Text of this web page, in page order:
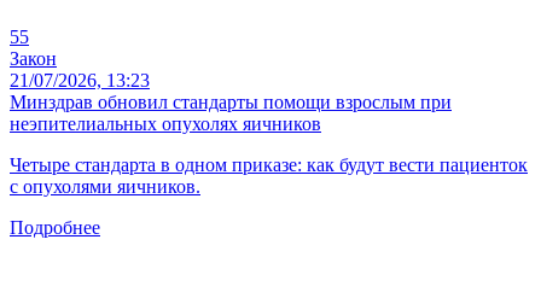
55
Закон
21/07/2026, 13:23
Минздрав обновил стандарты помощи взрослым при
неэпителиальных опухолях яичников
Четыре стандарта в одном приказе: как будут вести пациенток
с опухолями яичников.
Подробнее